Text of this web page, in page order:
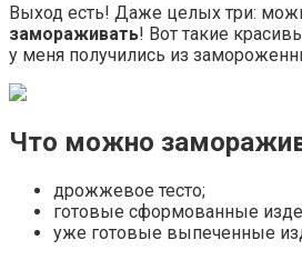
Выход есть! Даже целых три:
замораживать! Вот такие
у меня получились из
Что можно
дрожжевое тесто;
готовые сформованные
уже готовые выпеченные